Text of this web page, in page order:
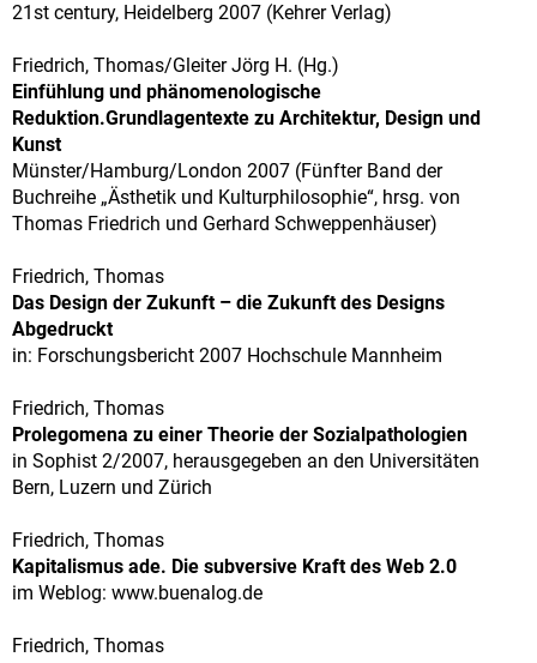
21st century, Heidelberg 2007 (Kehrer Verlag)
Friedrich, Thomas/Gleiter Jörg H. (Hg.)
Einfühlung und phänomenologische
Reduktion.Grundlagentexte zu Architektur, Design und
Kunst
Münster/Hamburg/London 2007 (Fünfter Band der
Buchreihe „Ästhetik und Kulturphilosophie“, hrsg. von
Thomas Friedrich und Gerhard Schweppenhäuser)
Friedrich, Thomas
Das Design der Zukunft – die Zukunft des Designs
Abgedruckt
in: Forschungsbericht 2007 Hochschule Mannheim
Friedrich, Thomas
Prolegomena zu einer Theorie der Sozialpathologien
in Sophist 2/2007, herausgegeben an den Universitäten
Bern, Luzern und Zürich
Friedrich, Thomas
Kapitalismus ade. Die subversive Kraft des Web 2.0
im Weblog: www.buenalog.de
Friedrich, Thomas